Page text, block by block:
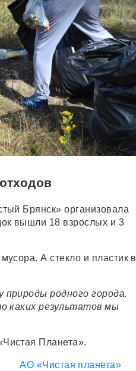
Брянск» организовала
вышли 18 взрослых и 3
А стекло и пластик в
родного города.
каких результатов мы
Планета».
АО «Чистая планета»